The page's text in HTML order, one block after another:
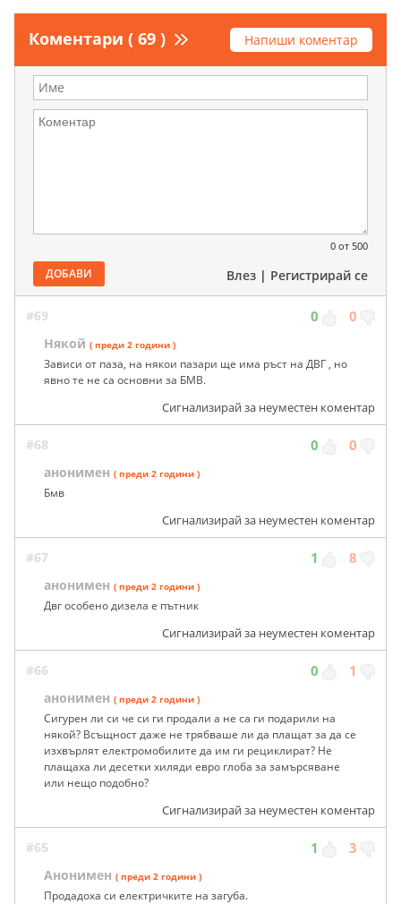
Коментари ( 69 ) Напиши коментар
0 от 500
ДОБАВИ Влез | Регистрирай се
#69 0 0
Някой ( преди 2 години )
Зависи от паза, на някои пазари ще има ръст на ДВГ , но
явно те не са основни за БМВ.
Сигнализирай за неуместен коментар
#68 0 0
анонимен ( преди 2 години )
Бмв
Сигнализирай за неуместен коментар
#67 1 8
анонимен ( преди 2 години )
Двг особено дизела е пътник
Сигнализирай за неуместен коментар
#66 0 1
анонимен ( преди 2 години )
Сигурен ли си че си ги продали а не са ги подарили на
някой? Всъщност даже не трябваше ли да плащат за да се
изхвърлят електромобилите да им ги рециклират? Не
плащаха ли десетки хиляди евро глоба за замърсяване
или нещо подобно?
Сигнализирай за неуместен коментар
#65 1 3
Анонимен ( преди 2 години )
Продадоха си електричките на загуба.